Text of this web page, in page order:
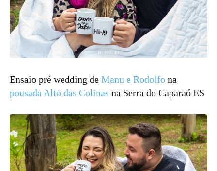
Ensaio pré wedding de Manu e Rodolfo na
pousada Alto das Colinas na Serra do Caparaó ES